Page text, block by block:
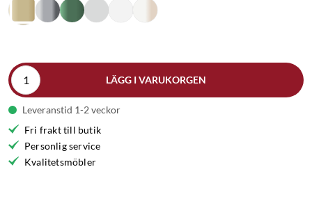
LÄGG I VARUKORGEN
Leveranstid 1-2 veckor
Fri frakt till butik
Personlig service
Kvalitetsmöbler